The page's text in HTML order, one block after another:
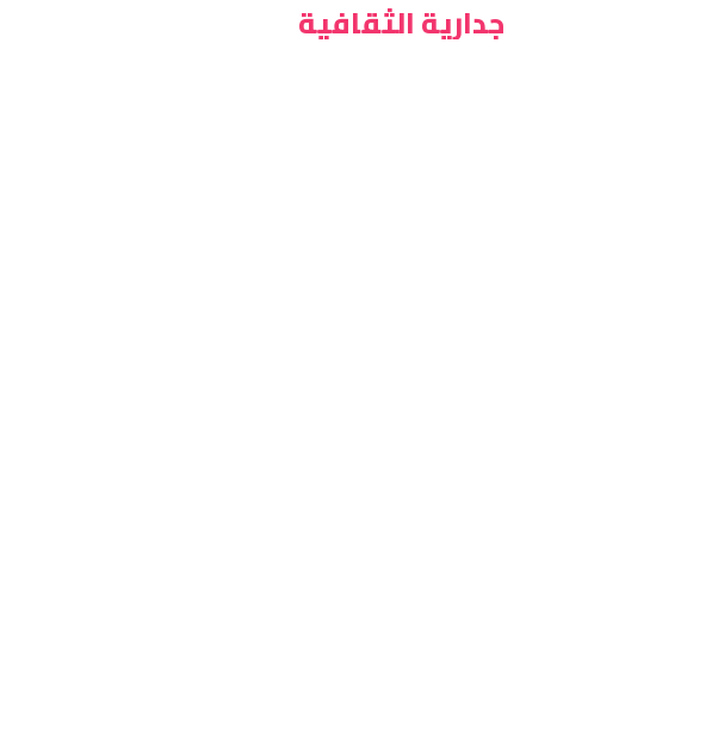
جدارية الثقافية